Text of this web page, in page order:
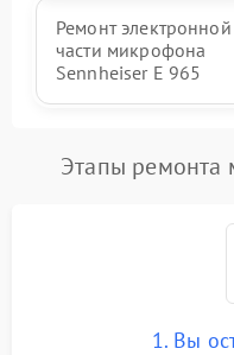
Ремонт электронной
части микрофона
Sennheiser E 965
Этапы ремонта
1. Вы